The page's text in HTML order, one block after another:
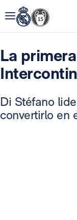
La
Di Stéfano
convertirlo en